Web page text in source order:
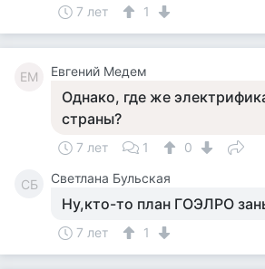
7 лет 1
ЕМ Евгений Медем
Однако, где же
страны?
7 лет 1 0
СБ Светлана Бульская
Ну,кто-то план ГОЭЛРО
7 лет 1